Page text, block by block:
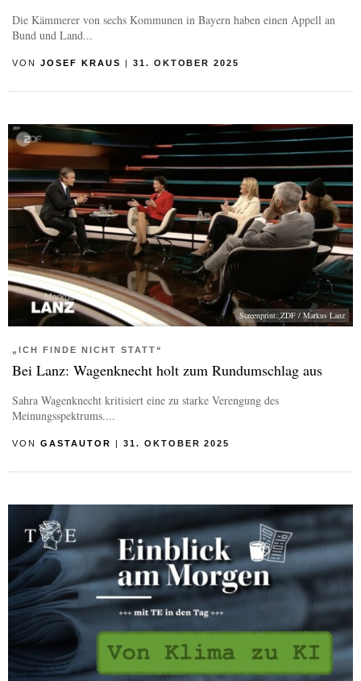
Die Kämmerer von sechs Kommunen in Bayern haben einen Appell an
Bund und Land...
VON JOSEF KRAUS | 31. OKTOBER 2025
Screenprint: ZDF / Markus Lanz
„ICH FINDE NICHT STATT“
Bei Lanz: Wagenknecht holt zum Rundumschlag aus
Sahra Wagenknecht kritisiert eine zu starke Verengung des
Meinungsspektrums....
VON GASTAUTOR 31. OKTOBER 2025